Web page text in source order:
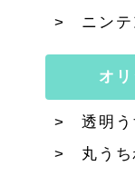
ニン
オ
透明う
丸うち